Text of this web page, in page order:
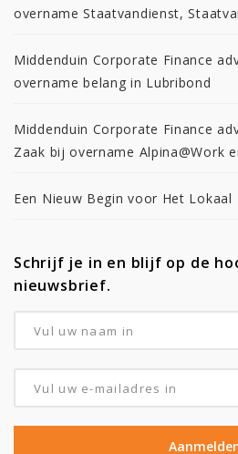
overname Staatvandienst,
Middenduin Corporate Finance
overname belang in Lubribond
Middenduin Corporate Finance
Zaak bij overname Alpina@Work
Een Nieuw Begin voor Het Lokaal
Schrijf je in en blijf op de
nieuwsbrief.